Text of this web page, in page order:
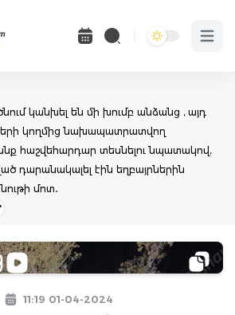
Open
կանխել են մի խումբ անձանց , այդ
կողմից նախապատրատվող
հաշվեհարդար տեսնելու նպատակով,
դարանակալել էին եղբայրներին
մոտ․
11:19 01-04-2024